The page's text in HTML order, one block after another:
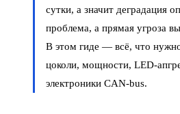
сутки, а значит деградация
проблема, а прямая угроза
В этом гиде — всё, что
цоколи, мощности, LED-
электроники CAN-bus.